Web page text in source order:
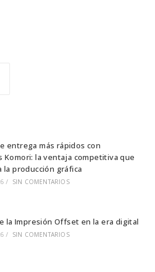
entrega más rápidos con
Komori: la ventaja competitiva que
la producción gráfica
/ SIN COMENTARIOS
la Impresión Offset en la era digital
/ SIN COMENTARIOS